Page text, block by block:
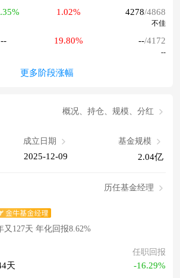
1.02% 4278/4868
不佳
-- 19.80% --/4172
--
更多阶段涨幅
概况、持仓、规模、分红
成立日期
2025-12-09
基金规模
2.04亿
历任基金经理
又127天 年化回报8.62%
天
任职回报
-16.29%